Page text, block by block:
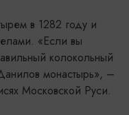
в 1282 году и
«Если вы
колокольный
монастырь», –
Московской Руси.